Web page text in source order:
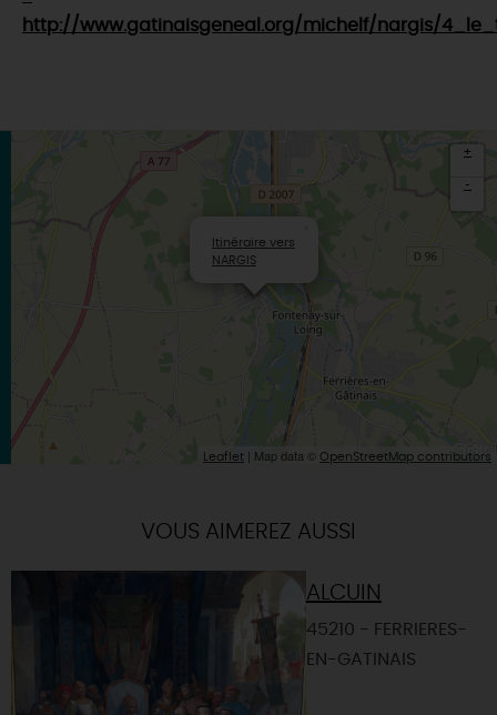
http://www.gatinaisgeneal.org/michelf/nargis/
Itinéraire vers
NARGIS
+
-
Leaflet | Map data © OpenStreetMap contributors
VOUS AIMEREZ AUSSI
ALCUIN
45210 - FERRIERES-
EN-GATINAIS